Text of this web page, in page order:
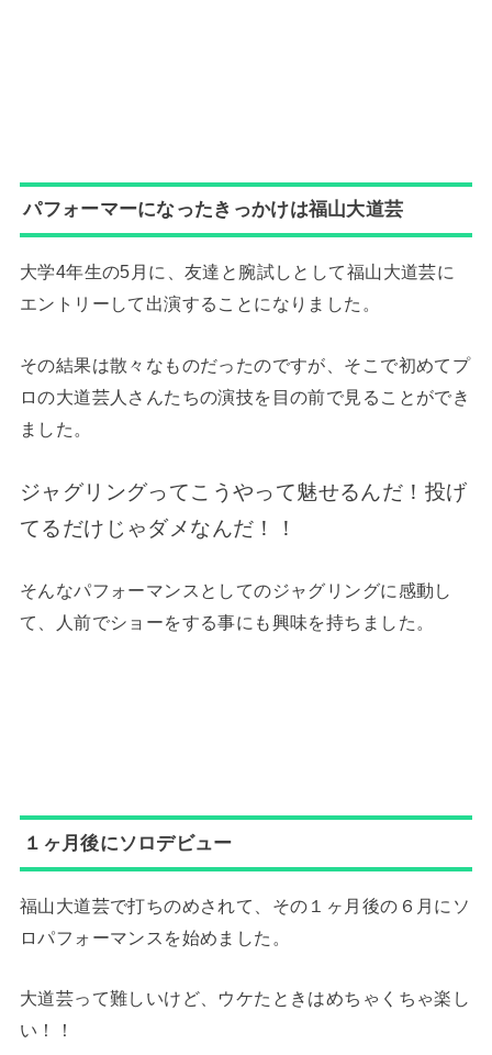
パフォーマーになったきっかけは福山大道芸
大学4年生の5月に、友達と腕試しとして福山大道芸に
エントリーして出演することになりました。
その結果は散々なものだったのですが、そこで初めてプ
ロの大道芸人さんたちの演技を目の前で見ることができ
ました。
ジャグリングってこうやって魅せるんだ！投げ
てるだけじゃダメなんだ！！
そんなパフォーマンスとしてのジャグリングに感動し
て、人前でショーをする事にも興味を持ちました。
１ヶ月後にソロデビュー
福山大道芸で打ちのめされて、その１ヶ月後の６月にソ
ロパフォーマンスを始めました。
大道芸って難しいけど、ウケたときはめちゃくちゃ楽し
い！！